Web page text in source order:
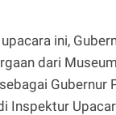
ini,
dari
Gubernur
Inspektur